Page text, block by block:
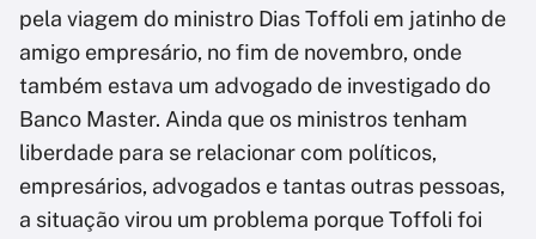
pela viagem do ministro Dias Toffoli em jatinho de
amigo empresário, no fim de novembro, onde
também estava um advogado de investigado do
Banco Master. Ainda que os ministros tenham
liberdade para se relacionar com políticos,
empresários, advogados e tantas outras pessoas,
a situação virou um problema porque Toffoli foi